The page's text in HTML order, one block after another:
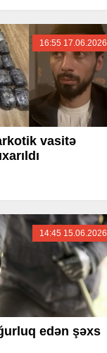
16:55 17.06.2026
vasitə
14:45 15.06.2026
edən şəxs